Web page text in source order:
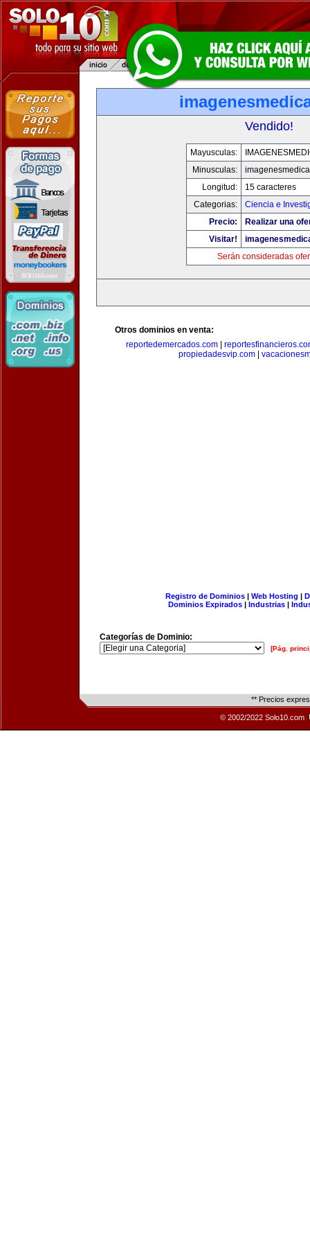
Vendido!
Mayusculas:
Minusculas:
Longitud:
15 caracteres
Categorias:
Ciencia e
Precio:
Realizar una
Visitar!
Serán consideradas
Otros dominios en venta:
reportedemercados.com
propiedadesvip.com
Registro de Dominios| Web Hosting |
Dominios Expirados | Industrias |
Categorías de Dominio:
[Pág.
** Precios
© 2002/2022 Solo10.com